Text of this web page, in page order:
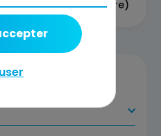
pour, 1 équipe contre)